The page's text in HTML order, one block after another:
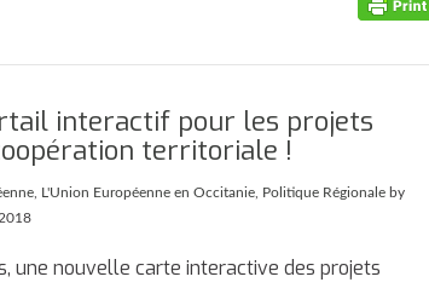
interactif pour les projets
territoriale !
L'Union Européenne en Occitanie Politique Régionale by
une nouvelle carte interactive des projets